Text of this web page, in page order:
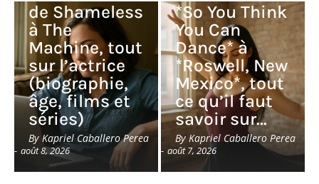
de Shameless
à The
Machine, tout
sur l’actrice
(biographie,
âge, films et
séries)
By Kapriel Caballero Perea
- août 8, 2026
*So You Think
You Can
Dance* à
*Roswell, New
Mexico*, tout
ce qu’il faut
savoir sur…
By Kapriel Caballero Perea
- août 7, 2026